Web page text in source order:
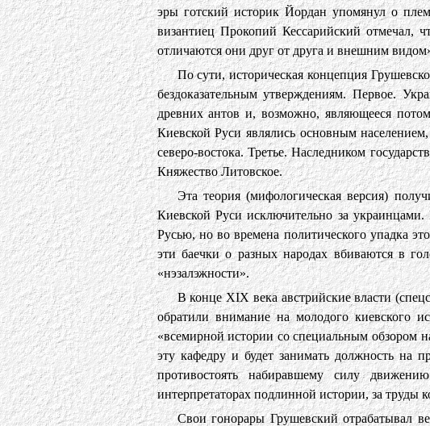
эры готский историк Йордан упомянул о
византиец Прокопий Кессарийский
отличаются они друг от друга и внешним
По сути, историческая концепция
бездоказательным утверждениям. Первое.
древних антов и, возможно, являющееся
Киевской Руси являлись основным
северо-востока. Третье. Наследником
Княжество Литовское.
Эта теория (мифологическая версия)
Киевской Руси исключительно за
Русью, но во времена политического упадка
эти баечки о разных народах вбиваются в
«нэзалэжности».
В конце XIX века австрийские власти
обратили внимание на молодого киевского
«всемирной истории со специальным обзором
эту кафедру и будет занимать должность на
противостоять набиравшему силу
интерпретаторах подлинной истории, за труды
Свои гонорары Грушевский отрабатывал